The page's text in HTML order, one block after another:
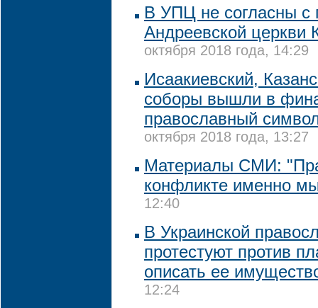
В УПЦ не согласны с
Андреевской церкви
октября 2018 года, 14:29
Исаакиевский,
соборы вышли в
православный
октября 2018 года, 13:27
Материалы СМИ:
конфликте именно
12:40
В Украинской
протестуют против
описать ее
12:24